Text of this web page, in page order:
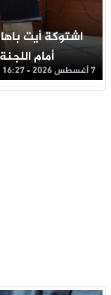
أمام
7 أغسطس 2026 - 16:27